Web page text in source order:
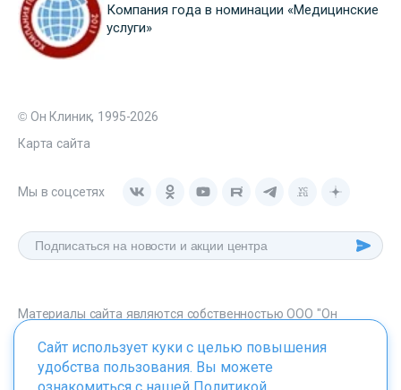
Компания года в номинации «Медицинские
услуги»
© Он Клиник, 1995-2026
Карта сайта
Мы в соцсетях
Материалы сайта являются собственностью ООО "Он
onclinic.ru запрещено в соответствии со статьей 1259 ГК. РФ.
Сайт использует куки с целью повышения
удобства пользования. Вы можете